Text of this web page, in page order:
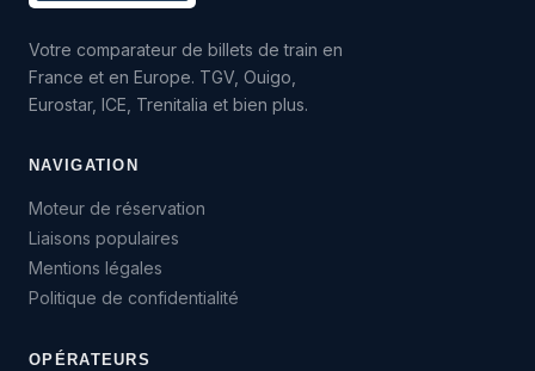
Votre comparateur de billets de train en
France et en Europe. TGV, Ouigo,
Eurostar, ICE, Trenitalia et bien plus.
NAVIGATION
Moteur de réservation
Liaisons populaires
Mentions légales
Politique de confidentialité
OPÉRATEURS